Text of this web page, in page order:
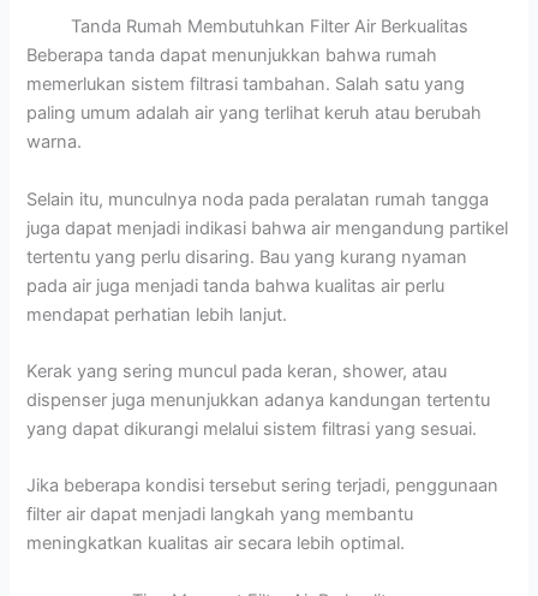
Tanda Rumah Membutuhkan Filter Air Berkualitas
Beberapa tanda dapat menunjukkan bahwa rumah
memerlukan sistem filtrasi tambahan. Salah satu yang
paling umum adalah air yang terlihat keruh atau berubah
warna.
Selain itu, munculnya noda pada peralatan rumah tangga
juga dapat menjadi indikasi bahwa air mengandung partikel
tertentu yang perlu disaring. Bau yang kurang nyaman
pada air juga menjadi tanda bahwa kualitas air perlu
mendapat perhatian lebih lanjut.
Kerak yang sering muncul pada keran, shower, atau
dispenser juga menunjukkan adanya kandungan tertentu
yang dapat dikurangi melalui sistem filtrasi yang sesuai.
Jika beberapa kondisi tersebut sering terjadi, penggunaan
filter air dapat menjadi langkah yang membantu
meningkatkan kualitas air secara lebih optimal.